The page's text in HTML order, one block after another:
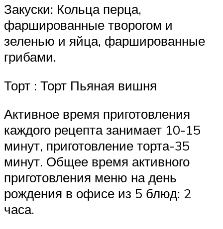
Закуски: Кольца перца,
фаршированные творогом и
зеленью и яйца, фаршированные
грибами.
Торт : Торт Пьяная вишня
Активное время приготовления
каждого рецепта занимает 10-15
минут, приготовление торта-35
минут. Общее время активного
приготовления меню на день
рождения в офисе из 5 блюд: 2
часа.